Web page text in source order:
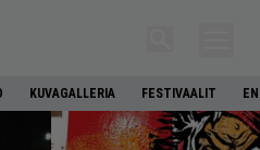
KUVAGALLERIA FESTIVAALIT